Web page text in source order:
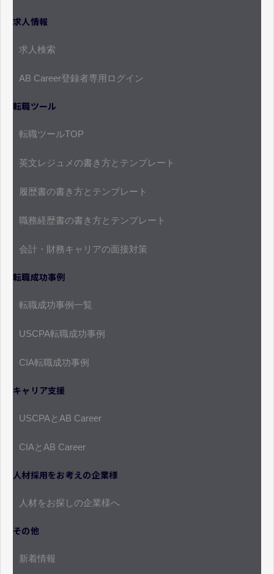
求人情報
求人検索
AB Career登録者専用ログイン
転職ツール
転職ツールTOP
英文レジュメの書き方とテンプレート
履歴書の書き方とテンプレート
職務経歴書の書き方とテンプレート
会計・財務キャリアの面接対策
転職成功事例
転職成功事例一覧
USCPA転職成功事例
CIA転職成功事例
キャリア支援
USCPAとAB Career
CIAとAB Career
人材採用をお考えの企業様
人材をお探しの企業様へ
その他
新着情報